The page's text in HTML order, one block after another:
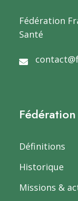
GUILLAUME
Fédération
Santé
Fédération
Définitions
Historique
Missions &